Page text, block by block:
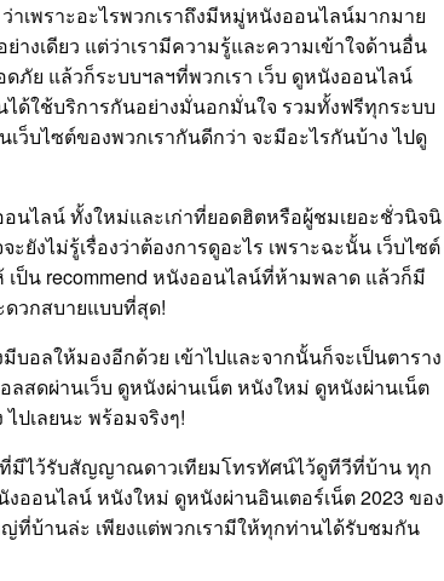
าเพราะอะไรพวกเราถึงมีหมู่หนังออนไลน์มากมาย
างเดียว แต่ว่าเรามีความรู้และความเข้าใจด้านอื่น
ภัย แล้วก็ระบบฯลฯที่พวกเรา เว็บ ดูหนังออนไลน์
ด้ใช้บริการกันอย่างมั่นอกมั่นใจ รวมทั้งฟรีทุกระบบ
ว็บไซต์ของพวกเรากันดีกว่า จะมีอะไรกันบ้าง ไปดู
นไลน์ ทั้งใหม่และเก่าที่ยอดฮิตหรือผู้ชมเยอะชั่วนิจนิ
ยังไม่รู้เรื่องว่าต้องการดูอะไร เพราะฉะนั้น เว็บไซต์
เป็น recommend หนังออนไลน์ที่ห้ามพลาด แล้วก็มี
วกสบายแบบที่สุด!
อลให้มองอีกด้วย เข้าไปและจากนั้นก็จะเป็นตาราง
สดผ่านเว็บ ดูหนังผ่านเน็ต หนังใหม่ ดูหนังผ่านเน็ต
ปเลยนะ พร้อมจริงๆ!
ไว้รับสัญญาณดาวเทียมโทรทัศน์ไว้ดูทีวีที่บ้าน ทุก
ออนไลน์ หนังใหม่ ดูหนังผ่านอินเตอร์เน็ต 2023 ของ
ที่บ้านล่ะ เพียงแต่พวกเรามีให้ทุกท่านได้รับชมกัน